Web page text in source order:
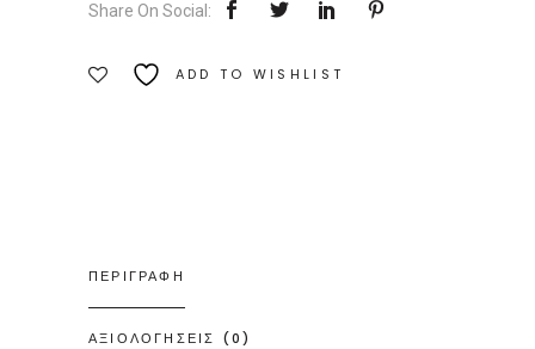
|
Δίαυλος
Share On Social:
ADD TO WISHLIST
ΠΕΡΙΓΡΑΦΗ
ΑΞΙΟΛΟΓΗΣΕΙΣ (0)